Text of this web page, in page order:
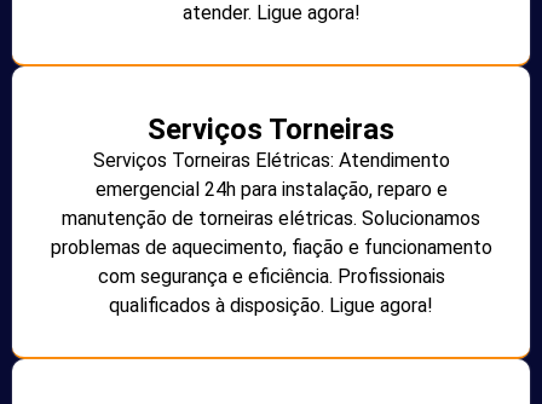
atender. Ligue agora!
Serviços Torneiras
Serviços Torneiras Elétricas: Atendimento
emergencial 24h para instalação, reparo e
manutenção de torneiras elétricas. Solucionamos
problemas de aquecimento, fiação e funcionamento
com segurança e eficiência. Profissionais
qualificados à disposição. Ligue agora!